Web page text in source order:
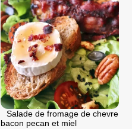
Salade de fromage de chevre
bacon pecan et miel